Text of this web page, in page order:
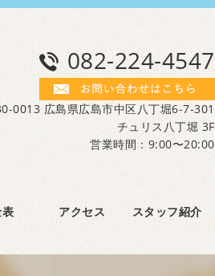
082-224-4547
0013 広島県広島市中区八丁堀6-7-301
チュリス八丁堀 3F
営業時間：9:00〜20:00
アクセス スタッフ紹介